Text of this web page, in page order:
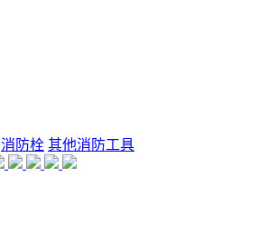
消防栓 其他消防工具